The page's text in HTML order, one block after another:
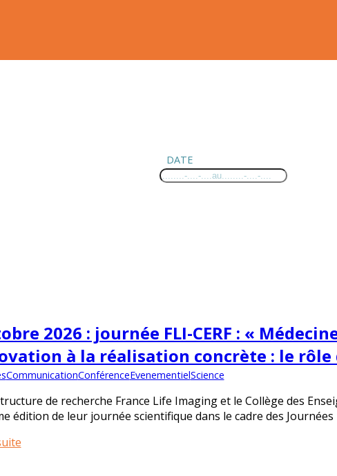
DATE
2026 : journée FLI-CERF : «
à la réalisation concrète : le rôle
CommunicationConférenceEvenementielScience
de recherche France Life Imaging et le Collège des
édition de leur journée scientifique dans le cadre des